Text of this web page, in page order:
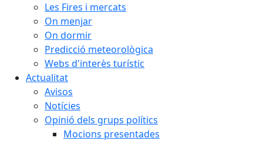
Les Fires i mercats
On menjar
On dormir
Predicció meteorològica
Webs d'interès turístic
Actualitat
Avisos
Notícies
Opinió dels grups polítics
Mocions presentades